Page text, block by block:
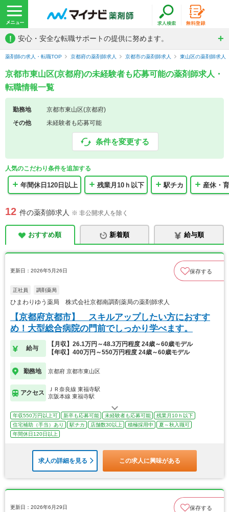
! 安心・安全な転職サポートの提供に努めます。
薬剤師の求人・転職TOP 京都府の薬剤師求人 京都市の薬剤師求人 東山区の薬剤師求人
京都市東山区(京都府)の未経験者も応募可能の薬剤師求人・
転職情報一覧
勤務地
京都市東山区(京都府)
その他
未経験者も応募可能
条件を変更する
人気のこだわり条件を追加する
年間休日120日以上 残業月10ｈ以下 駅チカ 産休・
12 件の薬剤師求人 ※ 非公開求人を除く
おすすめ順 新着順 給与順
更新日：2026年5月26日 保存する
正社員 調剤薬局
ひまわりゆう薬局 株式会社京都南調剤薬局の薬剤師求人
【京都府京都市】 スキルアップしたい方におすす
め！大型総合病院の門前でしっかり学べます。
給与
【月収】26.1万円～48.3万円程度 24歳～60歳モデル
【年収】400万円～550万円程度 24歳～60歳モデル
勤務地 京都府 京都市東山区
アクセス
ＪＲ奈良線 東福寺駅
京阪本線 東福寺駅
年収550万円以上可 新卒も応募可能 未経験者も応募可能
残業月10ｈ以下
住宅補助（手当）あり
駅チカ 店舗数30以上 積極採用中
夏～秋入職可
年間休日120日以上
求人の詳細を見る この求人に興味がある
更新日：2026年6月29日 保存する